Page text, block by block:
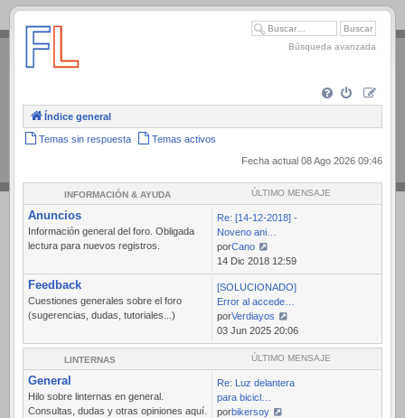
.
Búsqueda avanzada
Índice general
Temas sin respuesta
Temas activos
Fecha actual 08 Ago 2026 09:46
INFORMACIÓN & AYUDA ÚLTIMO MENSAJE
Anuncios
Información general del foro. Obligada
lectura para nuevos registros.
Re: [14-12-2018] -
Noveno ani…
porCano
Ver
último
mensaje
14 Dic 2018 12:59
Feedback
Cuestiones generales sobre el foro
(sugerencias, dudas, tutoriales...)
[SOLUCIONADO]
Error al accede…
porVerdiayos
Ver
último
mensaje
03 Jun 2025 20:06
LINTERNAS ÚLTIMO MENSAJE
General
Hilo sobre linternas en general.
Consultas, dudas y otras opiniones aquí.
Re: Luz delantera
para bicicl…
porbikersoy